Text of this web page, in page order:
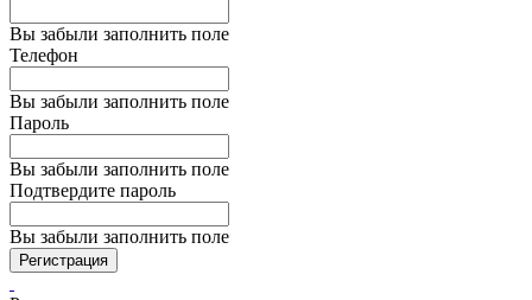
Вы забыли заполнить поле
Телефон
Вы забыли заполнить поле
Пароль
Вы забыли заполнить поле
Подтвердите пароль
Вы забыли заполнить поле
Регистрация